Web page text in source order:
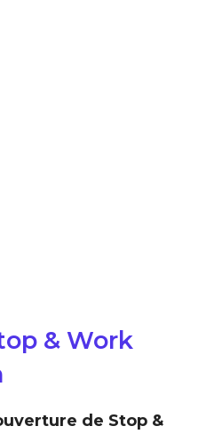
& Work
de Stop &